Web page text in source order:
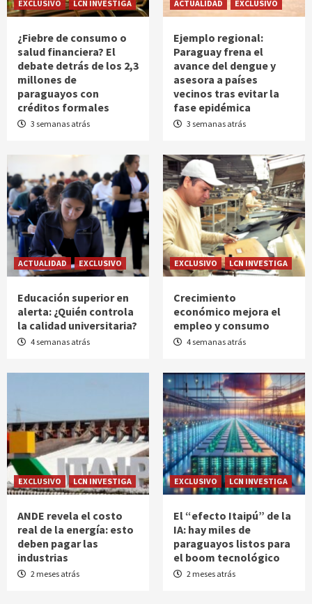
EXCLUSIVO LCN INVESTIGA
¿Fiebre de consumo o
salud financiera? El
debate detrás de los 2,3
millones de
paraguayos con
créditos formales
3 semanas atrás
ACTUALIDAD EXCLUSIVO
Ejemplo regional:
Paraguay frena el
avance del dengue y
asesora a países
vecinos tras evitar la
fase epidémica
3 semanas atrás
ACTUALIDAD EXCLUSIVO
Educación superior en
alerta: ¿Quién controla
la calidad universitaria?
4 semanas atrás
EXCLUSIVO LCN INVESTIGA
Crecimiento
económico mejora el
empleo y consumo
4 semanas atrás
EXCLUSIVO LCN INVESTIGA
ANDE revela el costo
real de la energía: esto
deben pagar las
industrias
2 meses atrás
EXCLUSIVO LCN INVESTIGA
El “efecto Itaipú” de la
IA: hay miles de
paraguayos listos para
el boom tecnológico
2 meses atrás